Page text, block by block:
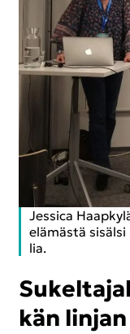
Jes­sica
elä­mäs­tä
lia.
kän